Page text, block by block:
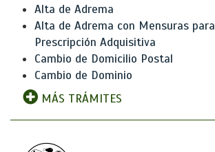
Alta de Adrema
Alta de Adrema con Mensuras para
Prescripción Adquisitiva
Cambio de Domicilio Postal
Cambio de Dominio
MÁS TRÁMITES